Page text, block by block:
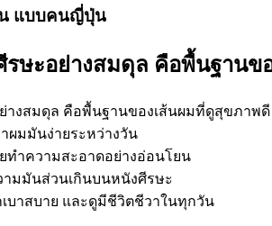
แบบคนญี่ปุ่น
รษะอย่างสมดุล คือพื้นฐานข
างสมดุล คือพื้นฐานของเส้นผมที่ดูสุขภาพดี
ผมมันง่ายระหว่างวัน
ทำความสะอาดอย่างอ่อนโยน
มมันส่วนเกินบนหนังศีรษะ
บาสบาย และดูมีชีวิตชีวาในทุกวัน